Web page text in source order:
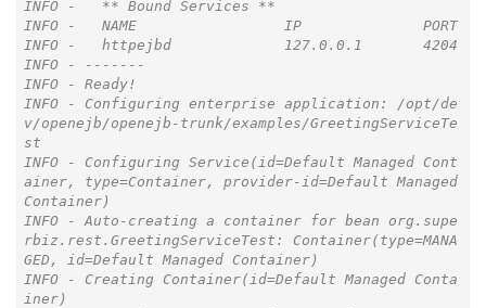
INFO -   ** Bound Services **
INFO -   NAME                 IP              PORT
INFO -   httpejbd             127.0.0.1       4204
INFO - -------
INFO - Ready!
INFO - Configuring enterprise application: /opt/de
v/openejb/openejb-trunk/examples/GreetingServiceTe
st
INFO - Configuring Service(id=Default Managed Cont
ainer, type=Container, provider-id=Default Managed
Container)
INFO - Auto-creating a container for bean org.supe
rbiz.rest.GreetingServiceTest: Container(type=MANA
GED, id=Default Managed Container)
INFO - Creating Container(id=Default Managed Conta
iner)